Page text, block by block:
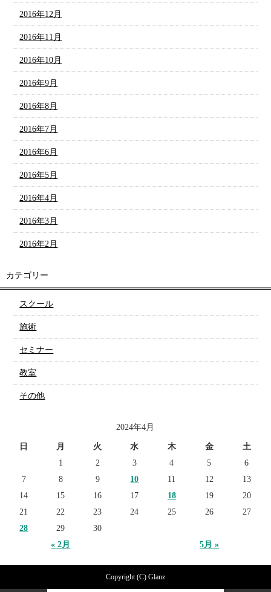
2016年12月
2016年11月
2016年10月
2016年9月
2016年8月
2016年7月
2016年6月
2016年5月
2016年4月
2016年3月
2016年2月
カテゴリー
スクール
施術
セミナー
教室
その他
2024年4月
日 月 火 水 木 金 土
« 2月 5月 »
1 2 3 4 5
6
7
8 9 10 11 12
13
14
15 16 17 18 19
20
21
22 23 24 25 26
27
28
29 30
Copyright (C) Glanz